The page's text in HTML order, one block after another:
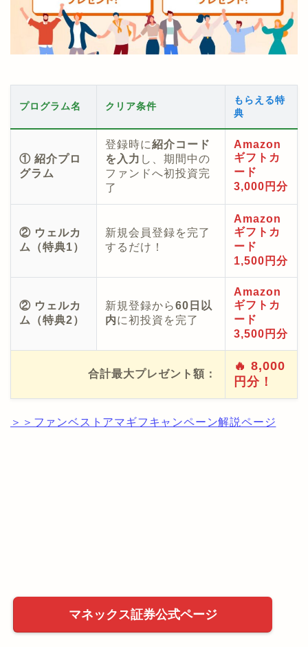
プログラム名 クリア条件
もらえる特
典
① 紹介プロ
グラム
登録時に紹介コード
を入力 し、期間中の
ファンドへ初投資完
了
Amazon
ギフトカ
ード
3,000円分
② ウェルカ
ム（特典1）
新規会員登録を完了
するだけ！
Amazon
ギフトカ
ード
1,500円分
② ウェルカ
ム（特典2）
新規登録から60日以
内に初投資を完了
Amazon
ギフトカ
ード
3,500円分
合計最大プレゼント額：
🔥 8,000
円分！
＞＞ファンベストアマギフキャンペーン解説ページ